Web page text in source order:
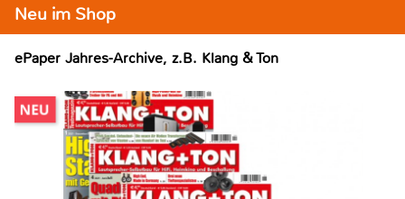
Neu im Shop
ePaper Jahres-Archive, z.B. Klang & Ton